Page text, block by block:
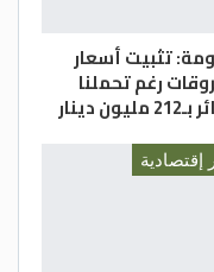
تثبيت أسعار
رغم تحملنا
دينار
إقتصادية